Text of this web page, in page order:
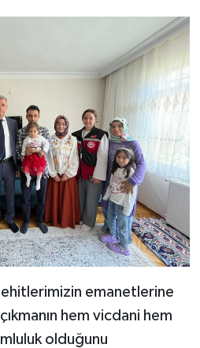
emanetlerine
hem vicdani hem
olduğunu